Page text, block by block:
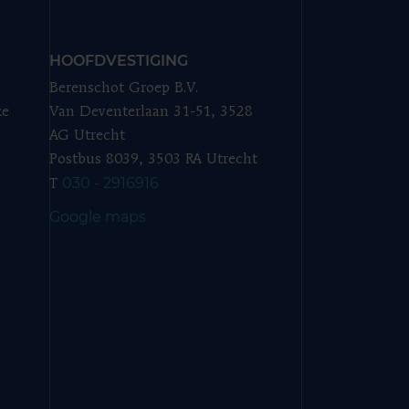
HOOFDVESTIGING
Berenschot Groep B.V.
Van Deventerlaan 31-51, 3528
AG Utrecht
Postbus 8039, 3503 RA Utrecht
T 030 - 2916916
Google maps